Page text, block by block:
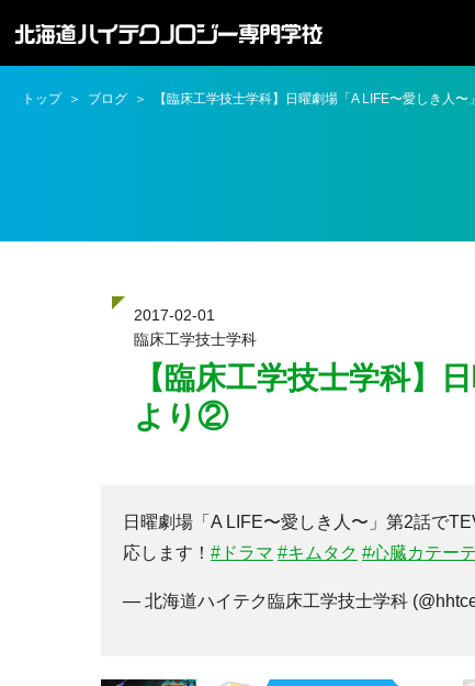
トップ ブログ 【臨床工学技士学科】日曜劇場「A LIFE〜愛しき人
2017-02-01
臨床工学技士学科
【臨床工学技士学科】
より②
日曜劇場「A LIFE〜愛しき人〜」第2話で
応します！ #ドラマ #キムタク #心臓カテー
— 北海道ハイテク臨床工学技士学科